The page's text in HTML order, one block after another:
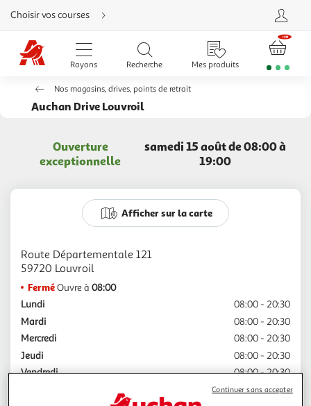
Aller
directement
au
contenu
Aller
directement
recherche
Aller
directement
directement
d'aide
Choisir vos courses
Rayons Recherche Mes produits
Nos magasins, drives, points de retrait
Auchan Drive Louvroil
Ouverture
exceptionnelle
samedi 15 août de 08:00 à
19:00
Afficher sur la carte
Route Départementale 121
FerméOuvre à 08:00
Lundi
08:00 - 20:30
Mardi
08:00 - 20:30
Mercredi
08:00 - 20:30
Jeudi
08:00 - 20:30
Vendredi
08:00 - 20:30
08:00 - 20:30
Continuer sans accepter